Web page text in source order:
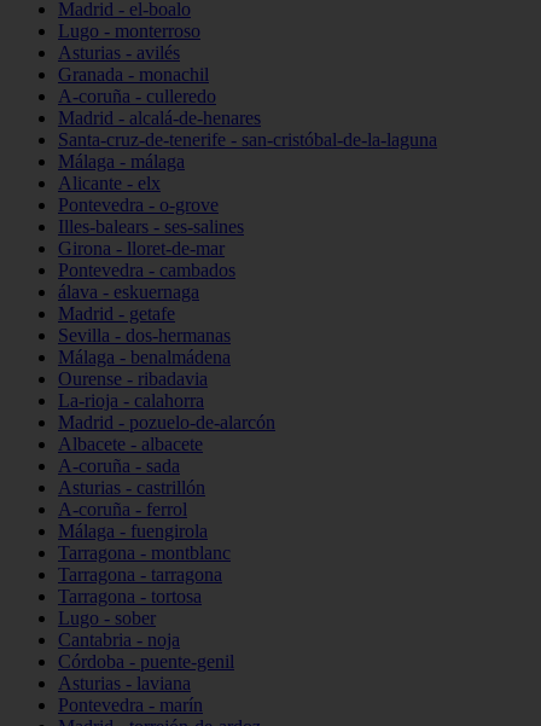
Madrid - el-boalo
Lugo - monterroso
Asturias - avilés
Granada - monachil
A-coruña - culleredo
Madrid - alcalá-de-henares
Santa-cruz-de-tenerife - san-cristóbal-de-la-laguna
Málaga - málaga
Alicante - elx
Pontevedra - o-grove
Illes-balears - ses-salines
Girona - lloret-de-mar
Pontevedra - cambados
álava - eskuernaga
Madrid - getafe
Sevilla - dos-hermanas
Málaga - benalmádena
Ourense - ribadavia
La-rioja - calahorra
Madrid - pozuelo-de-alarcón
Albacete - albacete
A-coruña - sada
Asturias - castrillón
A-coruña - ferrol
Málaga - fuengirola
Tarragona - montblanc
Tarragona - tarragona
Tarragona - tortosa
Lugo - sober
Cantabria - noja
Córdoba - puente-genil
Asturias - laviana
Pontevedra - marín